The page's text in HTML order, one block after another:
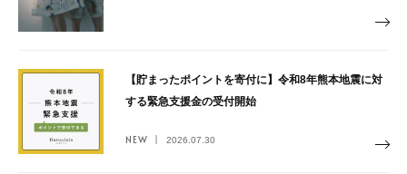
【貯まったポイントを寄付に】令和8年熊本地震に対
する緊急支援金の受付開始
NEW 2026.07.30